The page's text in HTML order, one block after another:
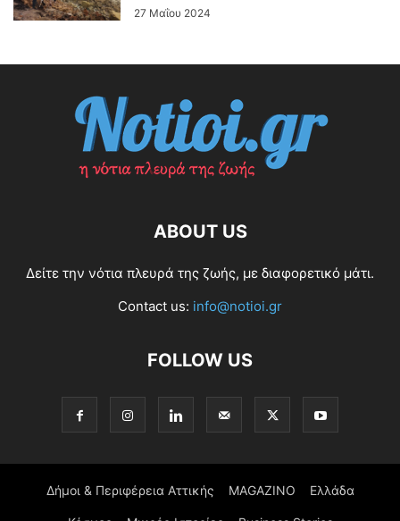
27 Μαΐου 2024
ABOUT US
Δείτε την νότια πλευρά της ζωής, με διαφορετικό μάτι.
Contact us: info@notioi.gr
FOLLOW US
Δήμοι & Περιφέρεια Αττικής MAGAZINO Ελλάδα